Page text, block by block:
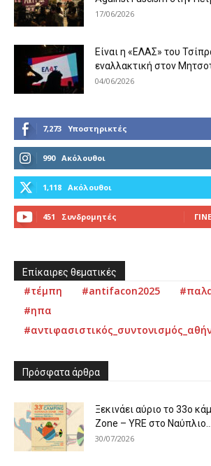
17/06/2026
Είναι η «ΕΛΑΣ» του
εναλλακτική στον
04/06/2026
7,273 Υποστηρικτές
990 Ακόλουθοι
1,118 Ακόλουθοι
451 Συνδρομητές
Επίκαιρες θεματικές
#τέμπη #antifacon2025
#ηπα
Πρόσφατα άρθρα
Ξεκινάει αύριο το 33ο
Zone – YRE στο Ναύπλιο...
30/07/2026